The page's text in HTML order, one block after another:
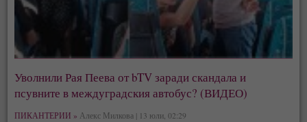
Уволнили Рая Пеева от bTV заради скандала и
псувните в междуградския автобус? (ВИДЕО)
ПИКАНТЕРИИ » Алекс Милкова | 13 юли, 02:29